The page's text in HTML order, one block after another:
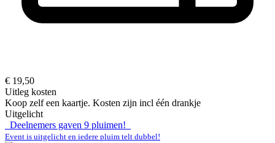
€ 19,50
Uitleg kosten
Koop zelf een kaartje. Kosten zijn incl één drankje
Uitgelicht
Deelnemers gaven 9 pluimen!
Event is uitgelicht en iedere pluim telt dubbel!